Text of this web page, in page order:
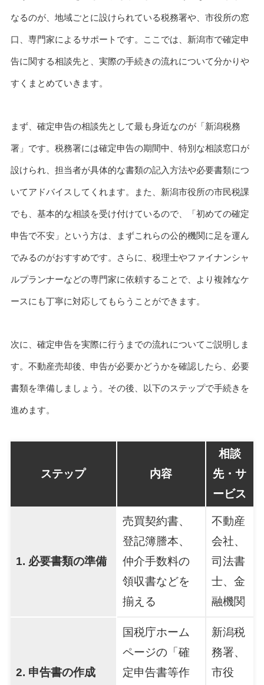
なるのが、地域ごとに設けられている税務署や、市役所の窓
口、専門家によるサポートです。ここでは、新潟市で確定申
告に関する相談先と、実際の手続きの流れについて分かりや
すくまとめていきます。
まず、確定申告の相談先として最も身近なのが「新潟税務
署」です。税務署には確定申告の期間中、特別な相談窓口が
設けられ、担当者が具体的な書類の記入方法や必要書類につ
いてアドバイスしてくれます。また、新潟市役所の市民税課
でも、基本的な相談を受け付けているので、「初めての確定
申告で不安」という方は、まずこれらの公的機関に足を運ん
でみるのがおすすめです。さらに、税理士やファイナンシャ
ルプランナーなどの専門家に依頼することで、より複雑なケ
ースにも丁寧に対応してもらうことができます。
次に、確定申告を実際に行うまでの流れについてご説明しま
す。不動産売却後、申告が必要かどうかを確認したら、必要
書類を準備しましょう。その後、以下のステップで手続きを
進めます。
ステップ 内容
相談
先・サ
ービス
1. 必要書類の準備
売買契約書、
登記簿謄本、
仲介手数料の
領収書などを
揃える
不動産
会社、
司法書
士、金
融機関
2. 申告書の作成
国税庁ホーム
ページの「確
定申告書等作
新潟税
務署、
市役